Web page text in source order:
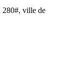
280#, ville de